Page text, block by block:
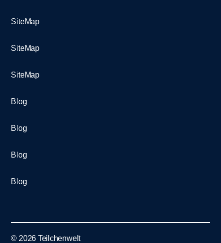
SiteMap
SiteMap
SiteMap
Blog
Blog
Blog
Blog
© 2026 Teilchenwelt